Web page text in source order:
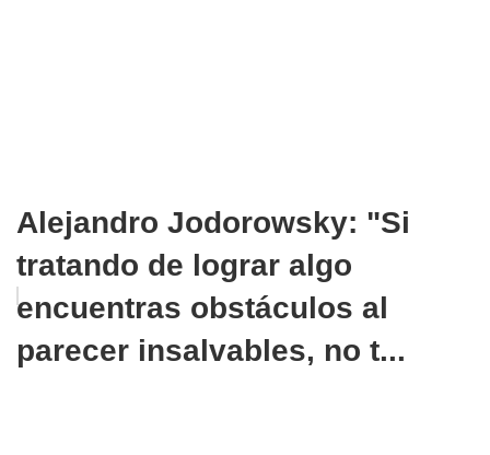
Alejandro Jodorowsky: "Si
tratando de lograr algo
encuentras obstáculos al
parecer insalvables, no t...